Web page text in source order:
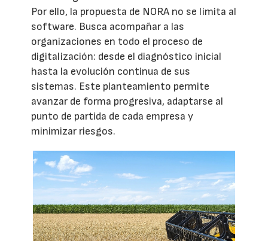
Por ello, la propuesta de NORA no se limita al
software. Busca acompañar a las
organizaciones en todo el proceso de
digitalización: desde el diagnóstico inicial
hasta la evolución continua de sus
sistemas. Este planteamiento permite
avanzar de forma progresiva, adaptarse al
punto de partida de cada empresa y
minimizar riesgos.